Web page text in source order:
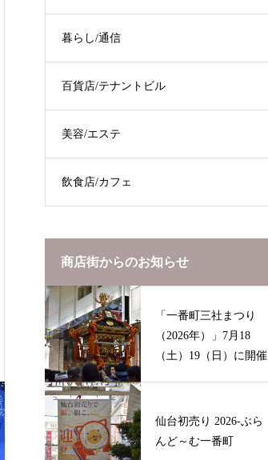
暮らし/通信
百貨店/テナントビル
美容/エステ
飲食店/カフェ
商店街からのお知らせ
「一番町三社まつり
（2026年）」7月18
（土）19（日）に開催
仙台初売り 2026-ぶら
んど～む一番町